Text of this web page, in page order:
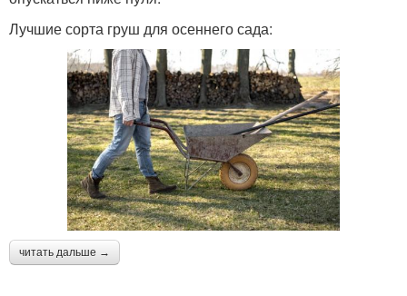
Лучшие сорта груш для осеннего сада:
читать дальше →